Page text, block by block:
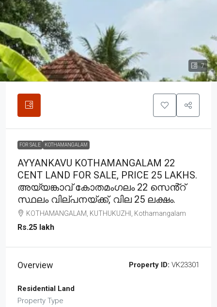
7
FOR SALE KOTHAMANGALAM
AYYANKAVU KOTHAMANGALAM 22
CENT LAND FOR SALE, PRICE 25 LAKHS.
അയ്യങ്കാവ് കോതമംഗലം 22 സെൻ്റ്
സ്ഥലം വില്പനയ്ക്ക്, വില 25 ലക്ഷം.
KOTHAMANGALAM, KUTHUKUZHI, Kothamangalam
Rs.25 lakh
Overview Property ID: VK23301
Residential Land
Property Type